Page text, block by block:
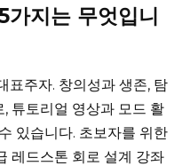
가지는 무엇입니
표주자. 창의성과 생존, 탐
튜토리얼 영상과 모드 활
있습니다. 초보자를 위한
레드스톤 회로 설계 강좌